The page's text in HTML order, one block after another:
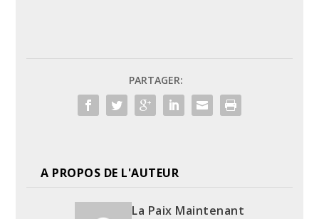
PARTAGER:
A PROPOS DE L'AUTEUR
La Paix Maintenant